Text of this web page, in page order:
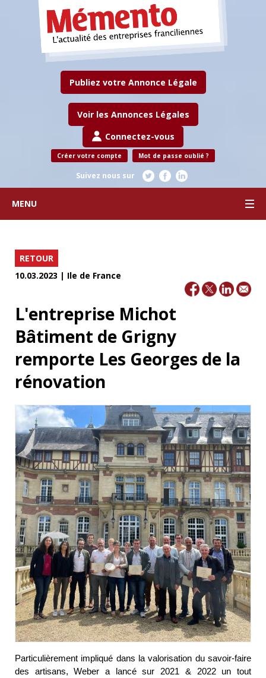
Publiez votre Annonce Légale
Voir les Annonces Légales
Connectez-vous
Créer votre compte Mot de passe oublié ?
Suivez nous sur
MENU
RETOUR
10.03.2023 | Ile de France
L'entreprise Michot
Bâtiment de Grigny
remporte Les Georges de la
rénovation
Particulièrement impliqué dans la valorisation du savoir-faire
des artisans, Weber a lancé sur 2021 & 2022 un tout